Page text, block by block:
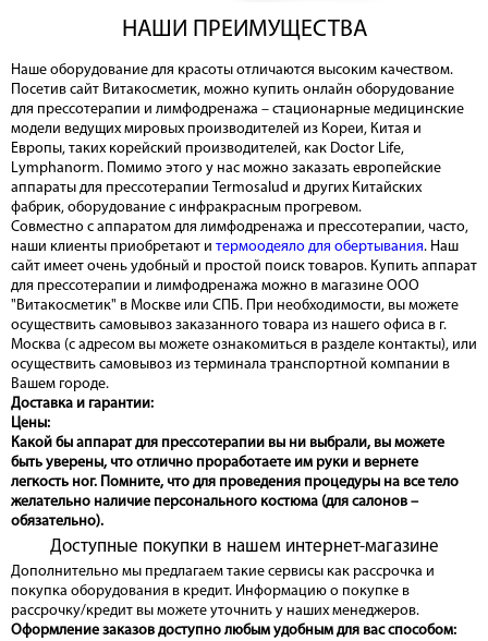
НАШИ ПРЕИМУЩЕСТВА
Наше оборудование для красоты отличаются высоким качеством.
Посетив сайт Витакосметик, можно купить онлайн оборудование
для прессотерапии и лимфодренажа – стационарные медицинские
модели ведущих мировых производителей из Кореи, Китая и
Европы, таких корейский производителей, как Doctor Life,
Lymphanorm. Помимо этого у нас можно заказать европейские
аппараты для прессотерапии Termosalud и других Китайских
фабрик, оборудование с инфракрасным прогревом.
Совместно с аппаратом для лимфодренажа и прессотерапии, часто,
наши клиенты приобретают и термоодеяло для обертывания. Наш
сайт имеет очень удобный и простой поиск товаров. Купить аппарат
для прессотерапии и лимфодренажа можно в магазине ООО
"Витакосметик" в Москве или СПБ. При необходимости, вы можете
осуществить самовывоз заказанного товара из нашего офиса в г.
Москва (с адресом вы можете ознакомиться в разделе контакты), или
осуществить самовывоз из терминала транспортной компании в
Вашем городе.
Доставка и гарантии:
Цены:
Какой бы аппарат для прессотерапии вы ни выбрали, вы можете
быть уверены, что отлично проработаете им руки и вернете
легкость ног. Помните, что для проведения процедуры на все тело
желательно наличие персонального костюма (для салонов –
обязательно).
Доступные покупки в нашем интернет-магазине
Дополнительно мы предлагаем такие сервисы как рассрочка и
покупка оборудования в кредит. Информацию о покупке в
рассрочку/кредит вы можете уточнить у наших менеджеров.
Оформление заказов доступно любым удобным для вас способом: